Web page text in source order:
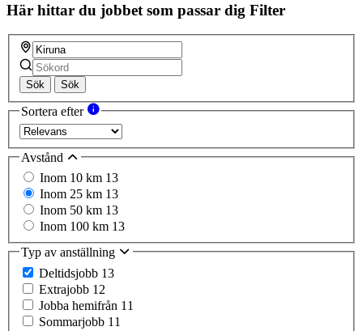
Här hittar du jobbet som passar dig Filter
Sök Sök
Sortera efter
Avstånd
Inom 10 km 13
Inom 25 km 13
Inom 50 km 13
Inom 100 km 13
Typ av anställning
Deltidsjobb 13
Extrajobb 12
Jobba hemifrån 11
Sommarjobb 11